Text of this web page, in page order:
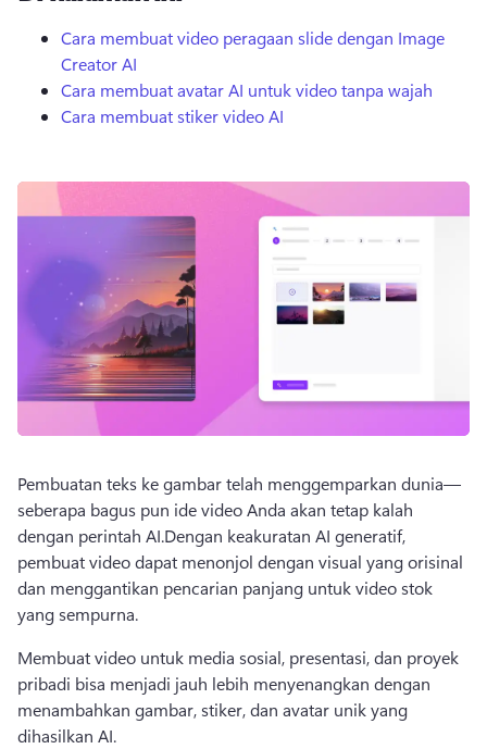
Cara membuat video peragaan slide dengan Image
Creator AI
Cara membuat avatar AI untuk video tanpa wajah
Cara membuat stiker video AI
Pembuatan teks ke gambar telah menggemparkan dunia—
seberapa bagus pun ide video Anda akan tetap kalah
dengan perintah AI.Dengan keakuratan AI generatif,
pembuat video dapat menonjol dengan visual yang orisinal
dan menggantikan pencarian panjang untuk video stok
yang sempurna.
Membuat video untuk media sosial, presentasi, dan proyek
pribadi bisa menjadi jauh lebih menyenangkan dengan
menambahkan gambar, stiker, dan avatar unik yang
dihasilkan AI.